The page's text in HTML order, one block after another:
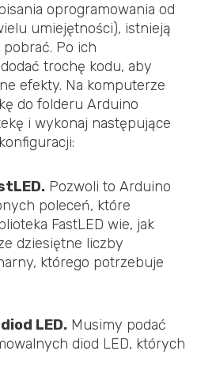
oprogramowania od
umiejętności), istnieją
Po ich
trochę kodu, aby
efekty. Na komputerze
do folderu Arduino
i wykonaj następujące
Pozwoli to Arduino
poleceń, które
FastLED wie, jak
dziesiętne liczby
którego potrzebuje
LED. Musimy podać
diod LED, których